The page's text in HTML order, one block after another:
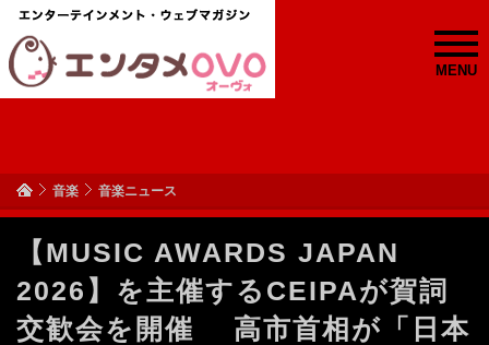
MENU
音楽 音楽ニュース
【MUSIC AWARDS JAPAN
2026】を主催するCEIPAが賀詞
交歓会を開催 高市首相が「日本